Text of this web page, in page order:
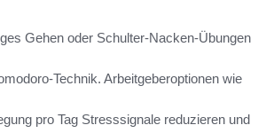
Gehen oder Schulter-Nacken-Übungen
Technik. Arbeitgeberoptionen wie
pro Tag Stresssignale reduzieren und